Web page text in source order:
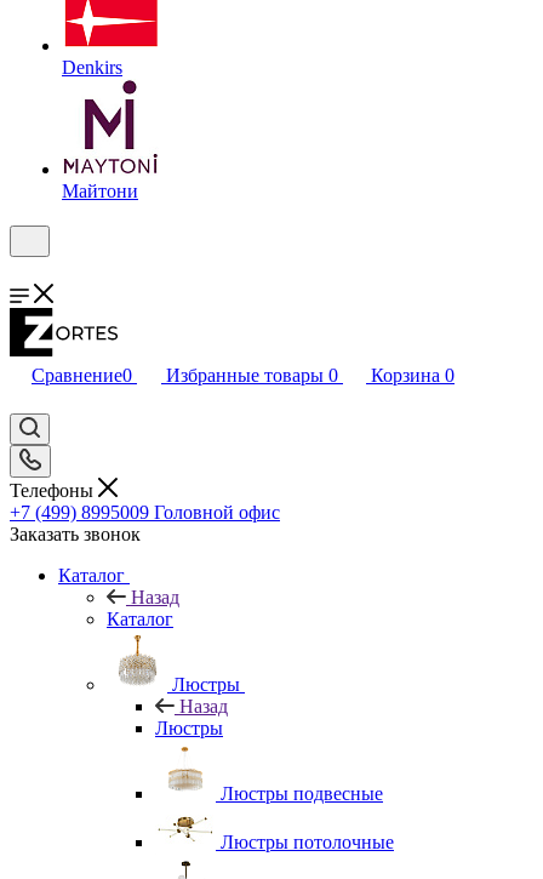
Denkirs
Майтони
Сравнение0 Избранные товары 0 Корзина 0
Телефоны
+7 (499) 8995009 Головной офис
Заказать звонок
Каталог
Назад
Каталог
Люстры
Назад
Люстры
Люстры подвесные
Люстры потолочные